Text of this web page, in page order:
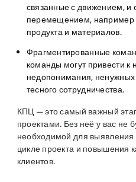
связанные с движением, и
перемещением,
продукта и материалов.
Фрагментированные
команды могут привести к
недопонимания, ненужных
тесного сотрудничества.
КПЦ — это самый важный
проектами. Без неё у вас не
необходимой для выявления
цикле проекта и повышения
клиентов.